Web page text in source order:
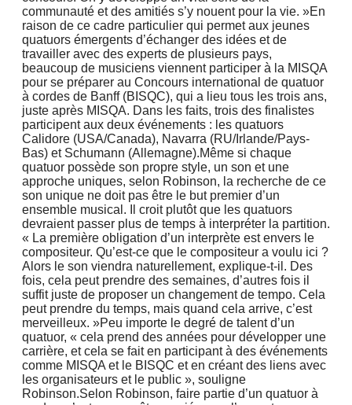
communauté et des amitiés s’y nouent pour la vie. »En
raison de ce cadre particulier qui permet aux jeunes
quatuors émergents d’échanger des idées et de
travailler avec des experts de plusieurs pays,
beaucoup de musiciens viennent participer à la MISQA
pour se préparer au Concours international de quatuor
à cordes de Banff (BISQC), qui a lieu tous les trois ans,
juste après MISQA. Dans les faits, trois des finalistes
participent aux deux événements : les quatuors
Calidore (USA/Canada), Navarra (RU/Irlande/Pays-
Bas) et Schumann (Allemagne).Même si chaque
quatuor possède son propre style, un son et une
approche uniques, selon Robinson, la recherche de ce
son unique ne doit pas être le but premier d’un
ensemble musical. Il croit plutôt que les quatuors
devraient passer plus de temps à interpréter la partition.
« La première obligation d’un interprète est envers le
compositeur. Qu’est-ce que le compositeur a voulu ici ?
Alors le son viendra naturellement, explique-t-il. Des
fois, cela peut prendre des semaines, d’autres fois il
suffit juste de proposer un changement de tempo. Cela
peut prendre du temps, mais quand cela arrive, c’est
merveilleux. »Peu importe le degré de talent d’un
quatuor, « cela prend des années pour développer une
carrière, et cela se fait en participant à des événements
comme MISQA et le BISQC et en créant des liens avec
les organisateurs et le public », souligne
Robinson.Selon Robinson, faire partie d’un quatuor à